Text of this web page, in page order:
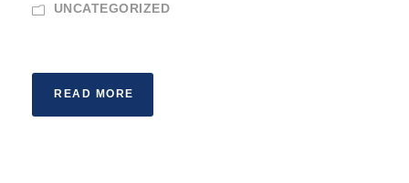
UNCATEGORIZED
READ MORE